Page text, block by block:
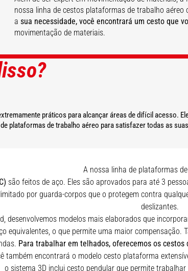
nossa linha de cestos plataformas de trabalho aéreo
a sua necessidade, você encontrará um cesto que
movimentação de materiais.
SAIBA MAIS
SAIBA MAIS
práticos para alcançar áreas de difícil acesso.
plataformas de trabalho aéreo para satisfazer todas as
A nossa linha de plataformas
são feitos de aço. Eles são aprovados para até 3
por guarda-corpos que o protegem contra
deslizantes.
desenvolvemos modelos mais elaborados que
equivalentes, o que permite uma maior
Para trabalhar em telhados, oferecemos os
também encontrará o modelo cesto plataforma
o sistema 3D inclui cesto pendular que permite